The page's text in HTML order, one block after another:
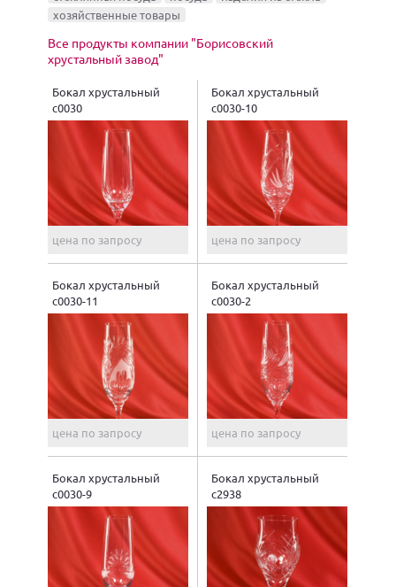
хозяйственные товары
Все продукты компании "Борисовский
хрустальный завод"
Бокал хрустальный
с0030
цена по запросу
Бокал хрустальный
с0030-10
цена по запросу
Бокал хрустальный
с0030-11
цена по запросу
Бокал хрустальный
с0030-2
цена по запросу
Бокал хрустальный
с0030-9
Бокал хрустальный
с2938